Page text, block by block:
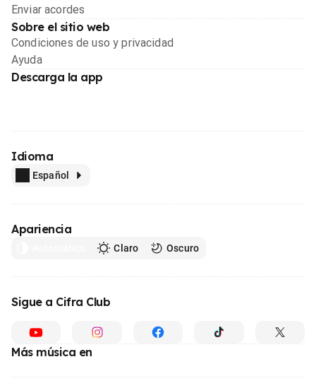
Enviar acordes
Sobre el sitio web
Condiciones de uso y privacidad
Ayuda
Descarga la app
Idioma
Español
Apariencia
Claro Oscuro
Sigue a Cifra Club
Más música en